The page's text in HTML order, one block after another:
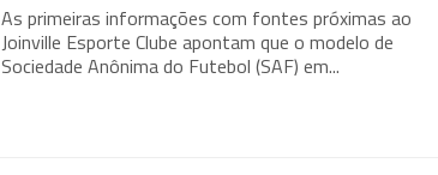
As primeiras informações com fontes próximas ao
Joinville Esporte Clube apontam que o modelo de
Sociedade Anônima do Futebol (SAF) em...